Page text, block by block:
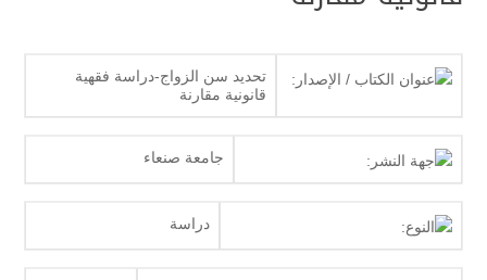
عنوان الكتاب / الإصدار:
تحديد سن الزواج-دراسة فقھية
قانونية مقارنة
جهة النشر: جامعة صنعاء
النوع: دراسة